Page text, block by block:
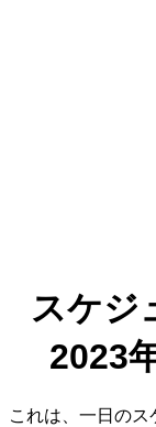
スケジ
2023
これは、一日の